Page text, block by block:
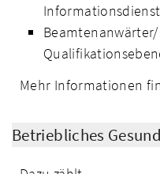
Beamtenanwärter/
Mehr Informationen
Betriebliches